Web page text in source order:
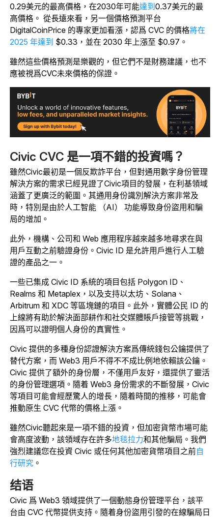
0.29美元的最高價格，在2030年可能達到0.37美元的最
高價格。 從長遠來看，另一個價格預測平台
DigitalCoinPrice 的專家更加看漲，認爲 CVC 的價格將在
2025 年達到 $0.33，並在 2030 年上漲至 $0.97。
雖然這些價格預測是樂觀的，但它們不是財務建議，也不
應被視爲CVC未來價格的保證。
Civic CVC 是一項不錯的投資嗎？
雖然Civic最初是一個反欺詐平台，但對通用數字身份管理
解決方案的需求已經見證了Civic項目的發展，在利基領域
涵蓋了更廣泛的範圍。其通用身份識別解決方案非常及
時，特別是由於人工智能 （AI） 功能導致身份盜用和騙
局的增加。
此外，機構、公司和 Web 應用程序越來越多地尋求在與
用戶互動之前驗證身份。Civic ID 是允許用戶進行人工驗
證的產品之一。
一些已集成 Civic ID 系統的項目包括 Polygon ID、
Realms 和 Metaplex，以及支持以太坊、Solana、
Arbitrum 和 XDC 等區塊鏈的項目。此外，實體公民 ID 的
上線將有助於解決面部耕作和社交媒體賬戶接管等挑戰，
因爲可以證明個人身份的真實性。
Civic 提供的多種身份認證解決方案爲傳統錢包公鑰提供了
替代方案，而 Web3 用戶不得不不成比例地依賴該公鑰。
Civic 提供了額外的身份層，不僅用戶友好，還提供了靈活
的身份管理選項。隨着 Web3 身份需求的不斷發展，Civic
等項目可能會經歷驚人的增長，隨着時間的推移，可能會
推動原生 CVC 代幣的價格上漲。
雖然Civic聽起來是一項不錯的投資，但加密貨幣市場可能
會高度波動，該領域存在許多地毯拉力和其他騙局。我們
強烈建議您在投資 Civic 或任何其他加密貨幣項目之前自
行研究 。
结语
Civic 爲 Web3 領域提供了一個動態身份管理平台，該平
台由 CVC 代幣提供支持。隨着身份盜用引發的在線騙局日